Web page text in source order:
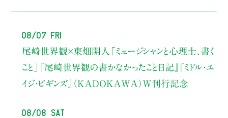
08/07 Fri
尾崎世界観×東畑開人
「ミュージシャンと心理士、書く
こと」
『尾崎世界観の書かなかったこと日記』『ミドル・エ
イジ・ビギンズ』（KADOKAWA）W刊行記念
08/08 Sat